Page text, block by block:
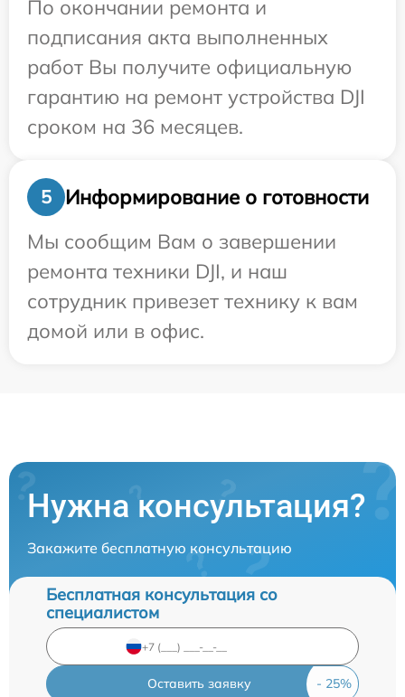
По окончании ремонта и
подписания акта выполненных
работ Вы получите официальную
гарантию на ремонт устройства DJI
сроком на 36 месяцев.
5
Информирование о готовности
Мы сообщим Вам о завершении
ремонта техники DJI, и наш
сотрудник привезет технику к вам
домой или в офис.
Нужна консультация?
Закажите бесплатную консультацию
Бесплатная консультация со
специалистом
Оставить заявку